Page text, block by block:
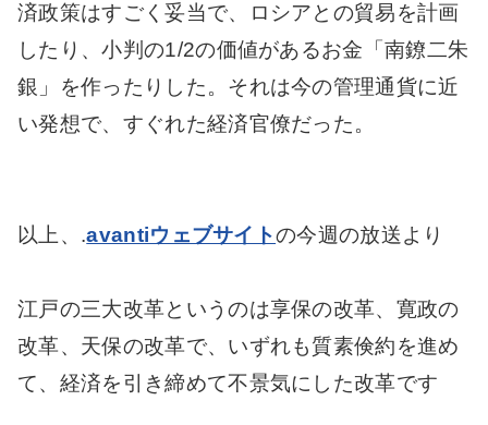
済政策はすごく妥当で、ロシアとの貿易を計画
したり、小判の1/2の価値があるお金「南鐐二朱
銀」を作ったりした。それは今の管理通貨に近
い発想で、すぐれた経済官僚だった。
以上、.avantiウェブサイトの今週の放送より
江戸の三大改革というのは享保の改革、寛政の
改革、天保の改革で、いずれも質素倹約を進め
て、経済を引き締めて不景気にした改革です